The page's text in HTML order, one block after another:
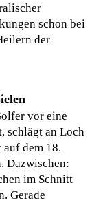
schon bei
der
vor eine
schlägt an Loch
dem 18.
Dazwischen:
im Schnitt
Gerade